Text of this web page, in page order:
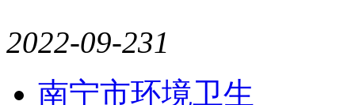
2022-09-231
南宁市环境卫生